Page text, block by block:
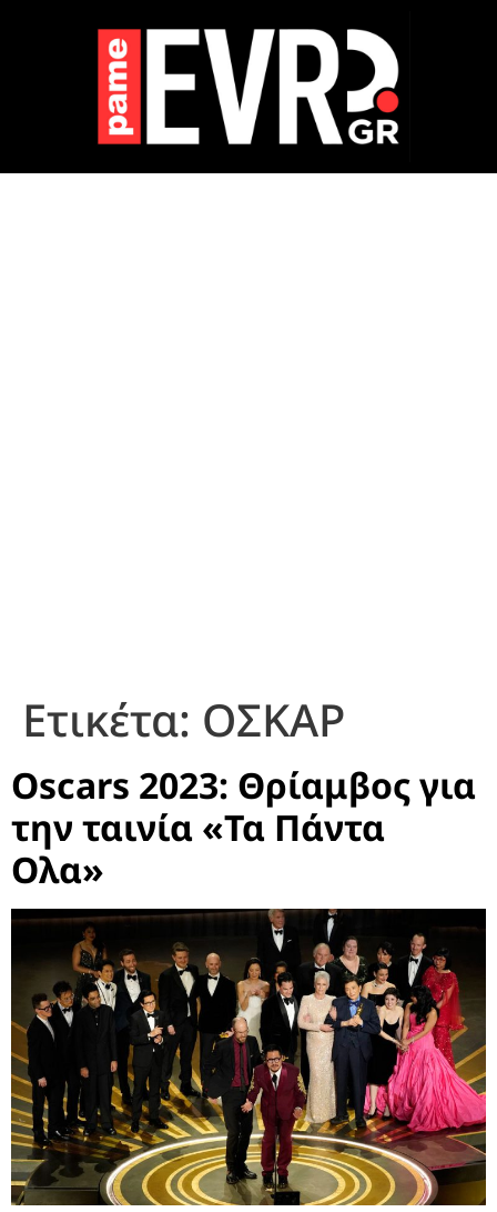
Ετικέτα: ΟΣΚΑΡ
Oscars 2023: Θρίαμβος για
την ταινία «Τα Πάντα
Ολα»